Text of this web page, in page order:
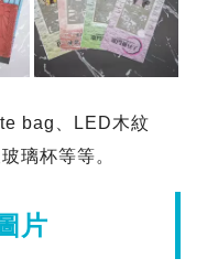
bag、LED木紋
璃杯等等。
片